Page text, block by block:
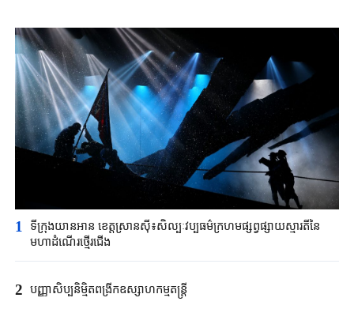
1
ទីក្រុង​យានអាន ​ខេត្តស្រានស៊ី៖​សិល្បៈវប្បធម៌ក្រហម​ផ្សព្វផ្សាយស្មារតីនៃ​
មហាដំណើរ​ថ្មើរជើង​
2 បញ្ញាសិប្បនិម្មិត​ពង្រីក​​ឧស្សាហកម្ម​តន្ត្រី​